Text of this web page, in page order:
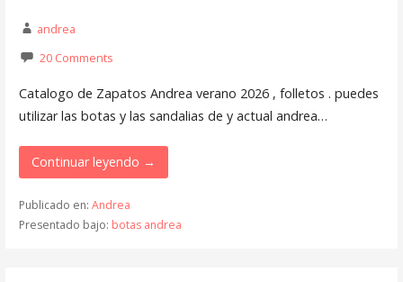
andrea
20 Comments
Catalogo de Zapatos Andrea verano 2026 , folletos . puedes
utilizar las botas y las sandalias de y actual andrea…
Continuar leyendo →
Publicado en: Andrea
Presentado bajo: botas andrea